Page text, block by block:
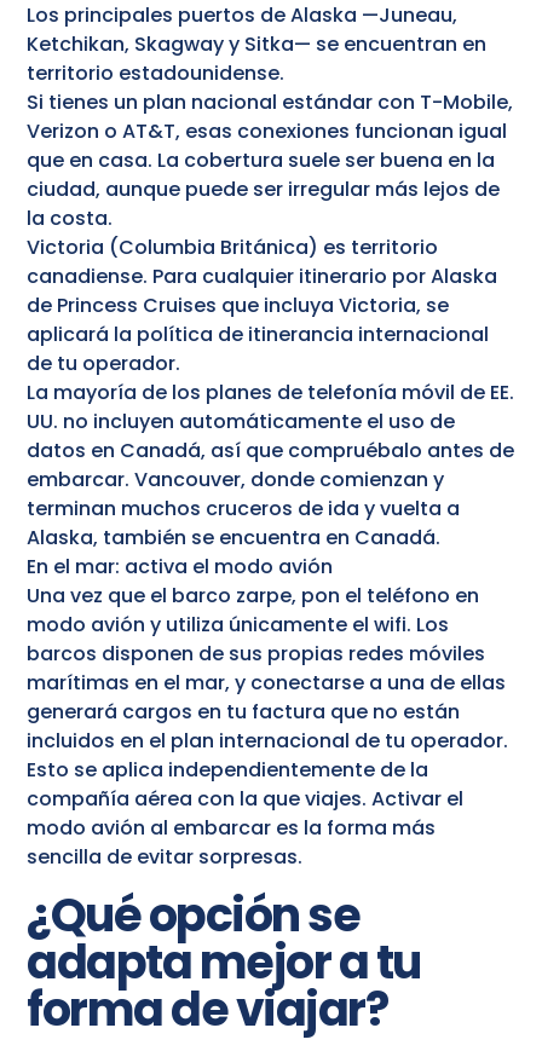
Los principales puertos de Alaska —Juneau,
Ketchikan, Skagway y Sitka— se encuentran en
territorio estadounidense.
Si tienes un plan nacional estándar con T-Mobile,
Verizon o AT&T, esas conexiones funcionan igual
que en casa. La cobertura suele ser buena en la
ciudad, aunque puede ser irregular más lejos de
la costa.
Victoria (Columbia Británica) es territorio
canadiense. Para cualquier itinerario por Alaska
de Princess Cruises que incluya Victoria, se
aplicará la política de itinerancia internacional
de tu operador.
La mayoría de los planes de telefonía móvil de EE.
UU. no incluyen automáticamente el uso de
datos en Canadá, así que compruébalo antes de
embarcar. Vancouver, donde comienzan y
terminan muchos cruceros de ida y vuelta a
Alaska, también se encuentra en Canadá.
En el mar: activa el modo avión
Una vez que el barco zarpe, pon el teléfono en
modo avión y utiliza únicamente el wifi. Los
barcos disponen de sus propias redes móviles
marítimas en el mar, y conectarse a una de ellas
generará cargos en tu factura que no están
incluidos en el plan internacional de tu operador.
Esto se aplica independientemente de la
compañía aérea con la que viajes. Activar el
modo avión al embarcar es la forma más
sencilla de evitar sorpresas.
¿Qué opción se
adapta mejor a tu
forma de viajar?